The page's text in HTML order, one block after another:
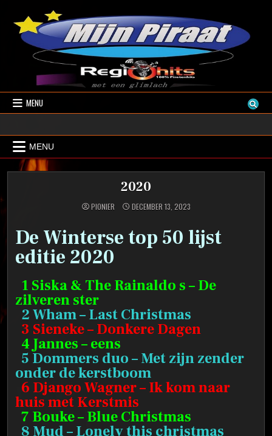
content
MENU
MENU
2020
PIONIER DECEMBER 13, 2023
De Winterse top 50 lijst
editie 2020
1 Siska & The Rainaldo s – De
zilveren ster
2 Wham – Last Christmas
3 Sieneke – Donkere Dagen
4 Jannes – eens
5 Dommers duo – Met zijn zender
onder de kerstboom
6 Django Wagner – Ik kom naar
huis met Kerstmis
7 Bouke – Blue Christmas
8 Mud – Lonely this christmas